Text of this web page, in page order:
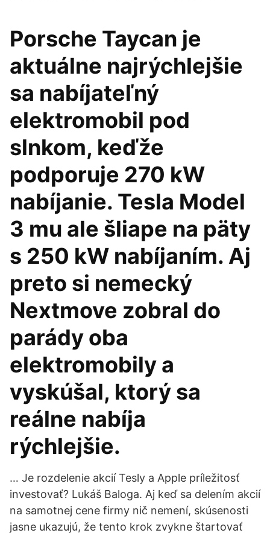
Porsche Taycan je
aktuálne najrýchlejšie
sa nabíjateľný
elektromobil pod
slnkom, keďže
podporuje 270 kW
nabíjanie. Tesla Model
3 mu ale šliape na päty
s 250 kW nabíjaním. Aj
preto si nemecký
Nextmove zobral do
parády oba
elektromobily a
vyskúšal, ktorý sa
reálne nabíja
rýchlejšie.
… Je rozdelenie akcií Tesly a Apple príležitosť
investovať? Lukáš Baloga. Aj keď sa delením akcií
na samotnej cene firmy nič nemení, skúsenosti
jasne ukazujú, že tento krok zvykne štartovať